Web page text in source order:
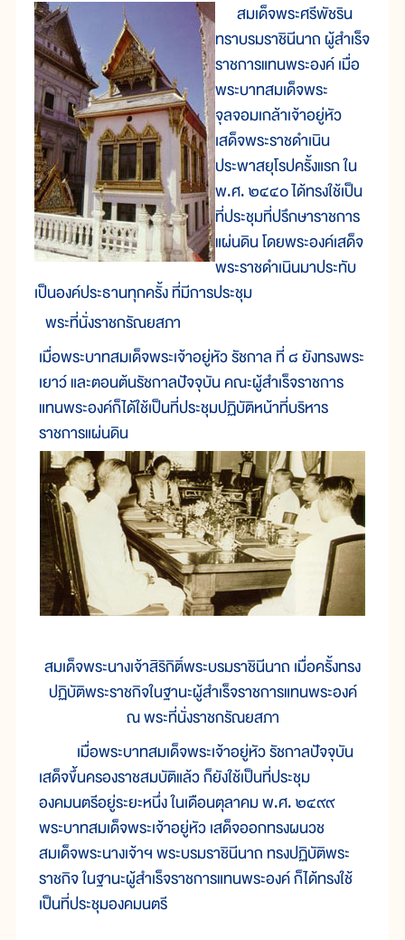
สมเด็จพระศรีพัชริน
ทราบรมราชินีนาถ ผู้สำเร็จ
ราชการแทนพระองค์ เมื่อ
พระบาทสมเด็จพระ
จุลจอมเกล้าเจ้าอยู่หัว
เสด็จพระราชดำเนิน
ประพาสยุโรปครั้งแรก ใน
พ.ศ. ๒๔๔๐ ได้ทรงใช้เป็น
ที่ประชุมที่ปรึกษาราชการ
แผ่นดิน โดยพระองค์เสด็จ
พระราชดำเนินมาประทับ
เป็นองค์ประธานทุกครั้ง ที่มีการประชุม
พระที่นั่งราชกรัณยสภา
เมื่อพระบาทสมเด็จพระเจ้าอยู่หัว รัชกาล ที่ ๘ ยังทรงพระ
เยาว์ และตอนต้นรัชกาลปัจจุบัน คณะผู้สำเร็จราชการ
แทนพระองค์ก็ได้ใช้เป็นที่ประชุมปฏิบัติหน้าที่บริหาร
ราชการแผ่นดิน
สมเด็จพระนางเจ้าสิริกิติ์พระบรมราชินีนาถ เมื่อครั้งทรง
ปฏิบัติพระราชกิจในฐานะผู้สำเร็จราชการแทนพระองค์
ณ พระที่นั่งราชกรัณยสภา
เมื่อพระบาทสมเด็จพระเจ้าอยู่หัว รัชกาลปัจจุบัน
เสด็จขึ้นครองราชสมบัติแล้ว ก็ยังใช้เป็นที่ประชุม
องคมนตรีอยู่ระยะหนึ่ง ในเดือนตุลาคม พ.ศ. ๒๔๙๙
พระบาทสมเด็จพระเจ้าอยู่หัว เสด็จออกทรงผนวช
สมเด็จพระนางเจ้าฯ พระบรมราชินีนาถ ทรงปฏิบัติพระ
ราชกิจ ในฐานะผู้สำเร็จราชการแทนพระองค์ ก็ได้ทรงใช้
เป็นที่ประชุมองคมนตรี